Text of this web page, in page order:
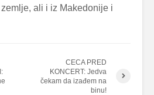
ali i iz Makedonije i
CECA PRED
KONCERT: Jedva
čekam da izađem na
binu!